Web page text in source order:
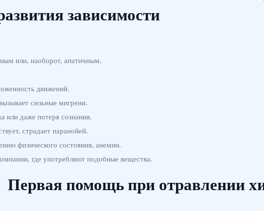
зависимости
или, наоборот, апатичным.
движений.
сильные мигрени.
или даже потеря сознания.
страдает паранойей.
физического состояния, анемии.
где употребляют подобные вещества.
Первая помощь при отравлении